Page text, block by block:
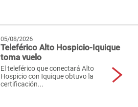
05/08/2026
Teleférico Alto Hospicio-Iquique
toma vuelo
El teleférico que conectará Alto
Hospicio con Iquique obtuvo la
certificación...